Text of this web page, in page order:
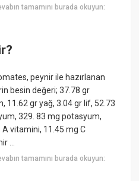
tamamını burada okuyun:
peynir ile hazırlanan
besin değeri; 37.78 gr
11.62 gr yağ, 3.04 gr lif, 52.73
329. 83 mg potasyum,
vitamini, 11.45 mg C
...
tamamını burada okuyun: